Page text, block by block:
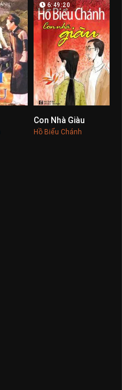
6:49:20
Con Nhà Giàu
Hồ Biểu Chánh